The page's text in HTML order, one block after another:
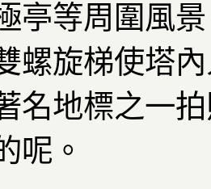
亭等周圍風
螺旋梯使塔
名地標之一
呢。